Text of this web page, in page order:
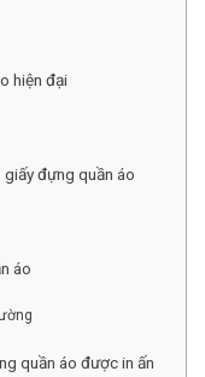
hiện đại
giấy đựng quần áo
áo
quần áo được in ấn